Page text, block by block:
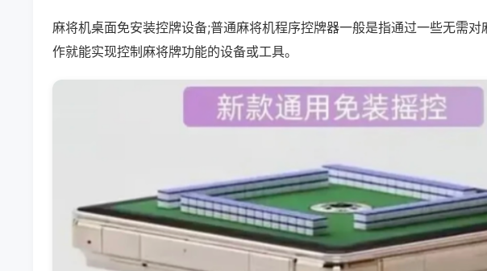
麻将机桌面免安装控牌设备;普通麻将机程序控牌器一般是指通过一些无需
作就能实现控制麻将牌功能的设备或工具。